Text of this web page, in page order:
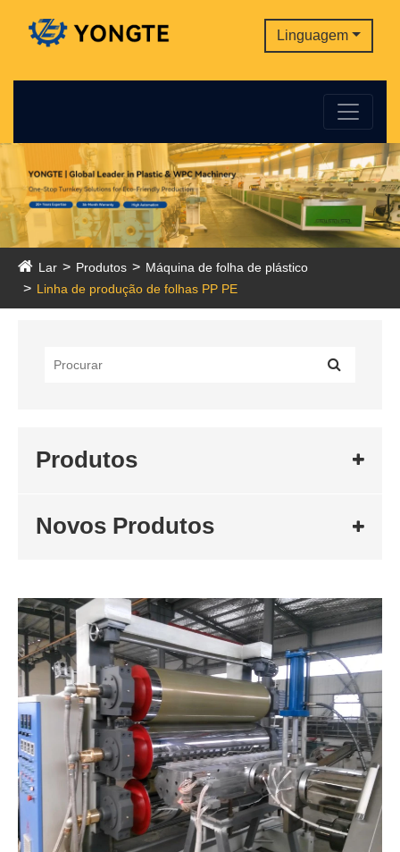
Linguagem
Lar Produtos
Máquina de folha de plástico
Linha de produção de folhas PP PE
Produtos
Novos Produtos